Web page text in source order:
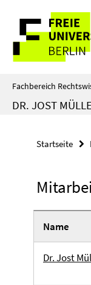
direkt
Inhalt
Service-
Navigation
Fachbereich
DR. JOST
Startseite
Name
Dr. Jost